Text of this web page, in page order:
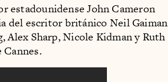
estadounidense John Cameron
del escritor británico Neil
Alex Sharp, Nicole Kidman y Ruth